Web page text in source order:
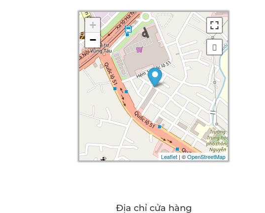
+
−
Leaflet | ©OpenStreetMap
+
−
Leaflet | ©OpenStreetMap
Địa chỉ cửa hàng